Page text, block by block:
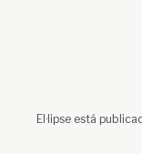
El·lipse está